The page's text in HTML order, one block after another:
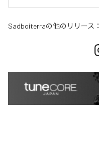
Sadboiterraの他のリリース：